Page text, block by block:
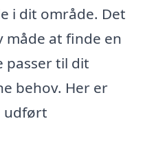
i dit område. Det
at finde en
passer til dit
behov. Her er
udført